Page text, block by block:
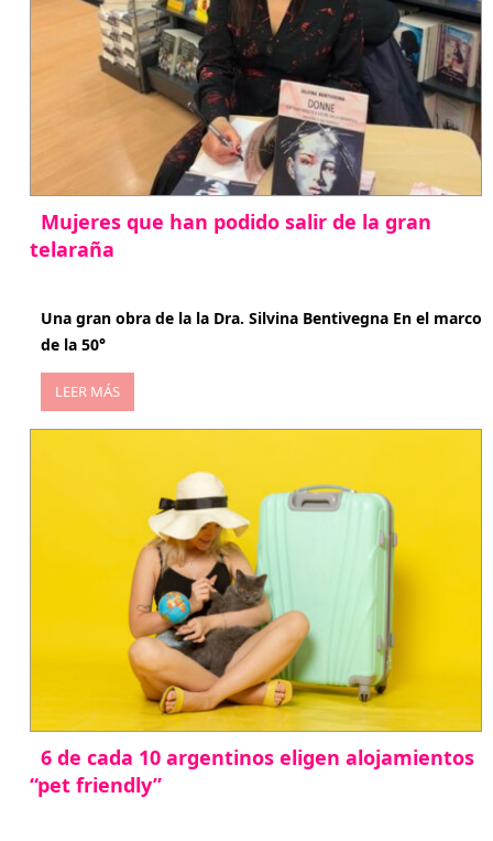
Mujeres que han podido salir de la gran
telaraña
Una gran obra de la la Dra. Silvina Bentivegna En el marco
de la 50°
LEER MÁS
6 de cada 10 argentinos eligen alojamientos
“pet friendly”